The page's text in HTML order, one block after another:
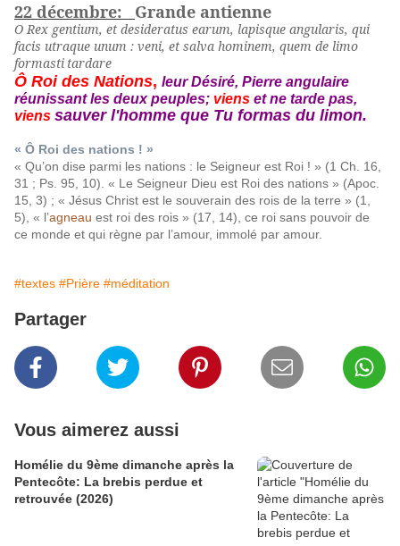
22 décembre: Grande antienne
O Rex gentium, et desideratus earum, lapisque angularis, qui
facis utraque unum : veni, et salva hominem, quem de limo
formasti tardare
Ô Roi des Nations, leur Désiré, Pierre angulaire
réunissant les deux peuples; viens et ne tarde pas,
viens sauver l'homme que Tu formas du limon.
« Ô Roi des nations ! »
« Qu’on dise parmi les nations : le Seigneur est Roi ! » (1 Ch. 16,
31 ; Ps. 95, 10). « Le Seigneur Dieu est Roi des nations » (Apoc.
15, 3) ; « Jésus Christ est le souverain des rois de la terre » (1,
5), « l’agneau est roi des rois » (17, 14), ce roi sans pouvoir de
ce monde et qui règne par l’amour, immolé par amour.
#textes #Prière #méditation
Partager
Vous aimerez aussi
Homélie du 9ème dimanche après la
Pentecôte: La brebis perdue et
retrouvée (2026)